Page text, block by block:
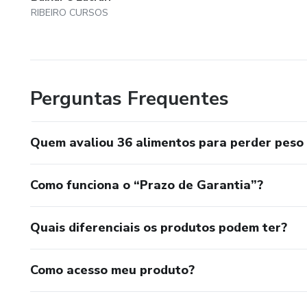
RIBEIRO CURSOS
Perguntas Frequentes
Quem avaliou 36 alimentos para perder peso
Como funciona o “Prazo de Garantia”?
Quais diferenciais os produtos podem ter?
Como acesso meu produto?